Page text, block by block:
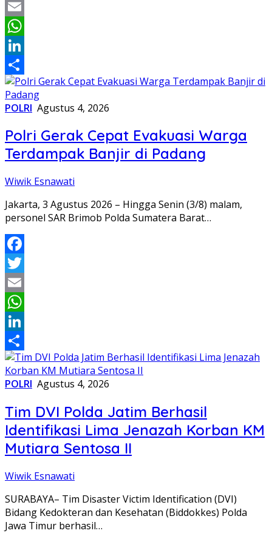
Twitter
Email
WhatsApp
LinkedIn
Share
POLRI Agustus 4, 2026
Polri Gerak Cepat Evakuasi Warga
Terdampak Banjir di Padang
Wiwik Esnawati
Jakarta, 3 Agustus 2026 – Hingga Senin (3/8) malam,
personel SAR Brimob Polda Sumatera Barat…
Facebook
Twitter
Email
WhatsApp
LinkedIn
Share
POLRI Agustus 4, 2026
Tim DVI Polda Jatim Berhasil
Identifikasi Lima Jenazah Korban KM
Mutiara Sentosa II
Wiwik Esnawati
SURABAYA– Tim Disaster Victim Identification (DVI)
Bidang Kedokteran dan Kesehatan (Biddokkes) Polda
Jawa Timur berhasil…